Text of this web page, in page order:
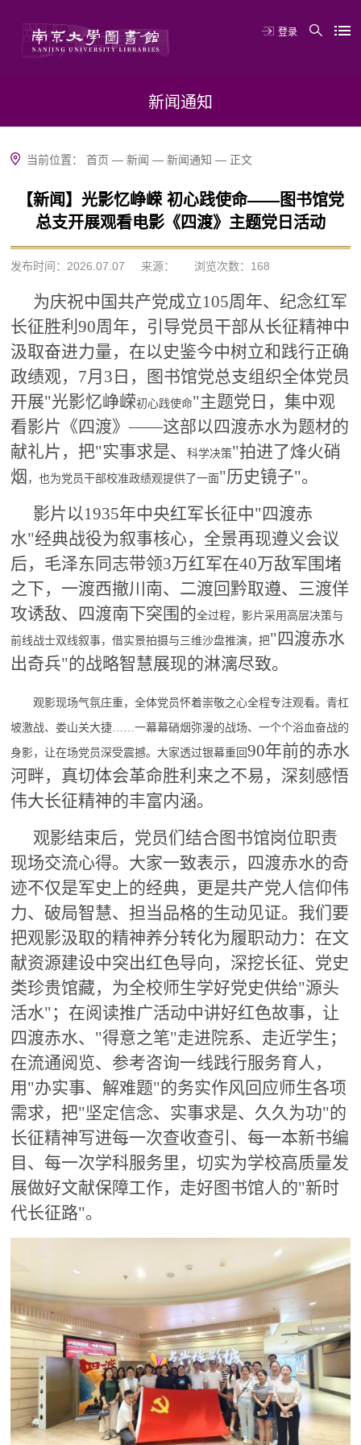
登录
新闻通知
当前位置：首页 —新闻 —新闻通知 — 正文
【新闻】光影忆峥嵘 初心践使命——图书馆党
总支开展观看电影《四渡》主题党日活动
发布时间：2026.07.07 来源： 浏览次数： 168
为庆祝中国共产党成立105周年、纪念红军
长征胜利90周年，引导党员干部从长征精神中
汲取奋进力量， 在以史鉴今中树立和践行正确
政绩观， 7月3日，图书馆党总支组织全体党员
开展"光影忆峥嵘初心践使命"主题党日，集中观
看影片《四渡》——这部以四渡赤水为题材的
献礼片，把"实事求是、科学决策"拍进了烽火硝
烟 ，也为党员干部校准政绩观提供了一面"历史镜子"。
影片以1935年中央红军长征中"四渡赤
水"经典战役为叙事核心，全景再现遵义会议
后，毛泽东同志带领3万红军在40万敌军围堵
之下，一渡西撤川南、二渡回黔取遵、三渡佯
攻诱敌、四渡南下突围的全过程，影片采用高层决策与
前线战士双线叙事，借实景拍摄与三维沙盘推演，把"四渡赤水
出奇兵"的战略智慧展现的淋漓尽致。
观影现场气氛庄重，全体党员怀着崇敬之心全程专注观看。青杠
坡激战、娄山关大捷 ……一幕幕硝烟弥漫的战场、一个个浴血奋战的
身影，让在场党员深受震撼。大家透过银幕重回90年前的赤水
河畔，真切体会革命胜利来之不易，深刻感悟
伟大长征精神的丰富内涵。
观影结束后，党员们结合图书馆岗位职责
现场交流心得。大家一致表示，四渡赤水的奇
迹不仅是军史上的经典，更是共产党人信仰伟
力、破局智慧、担当品格的生动见证。我们要
把观影汲取的精神养分转化为履职动力：在文
献资源建设中突出红色导向，深挖长征、党史
类珍贵馆藏，为全校师生学好党史供给"源头
活水"；在阅读推广活动中讲好红色故事，让
四渡赤水、"得意之笔"走进院系、走近学生；
在流通阅览、参考咨询一线践行服务育人，
用"办实事、解难题"的务实作风回应师生各项
需求，把"坚定信念、实事求是、久久为功"的
长征精神写进每一次查收查引、每一本新书编
目、每一次学科服务里，切实为学校高质量发
展做好文献保障工作，走好图书馆人的"新时
代长征路"。